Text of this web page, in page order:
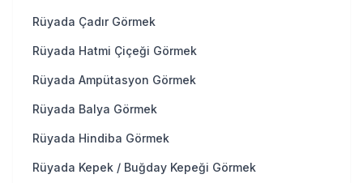
Rüyada Çadır Görmek
Rüyada Hatmi Çiçeği Görmek
Rüyada Ampütasyon Görmek
Rüyada Balya Görmek
Rüyada Hindiba Görmek
Rüyada Kepek / Buğday Kepeği Görmek